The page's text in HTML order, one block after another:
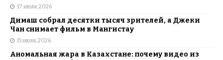
17 июля, 2026
Димаш собрал десятки тысяч зрителей, а Джеки
Чан снимает фильм в Мангистау
15 июля, 2026
Аномальная жара в Казахстане: почему видео из